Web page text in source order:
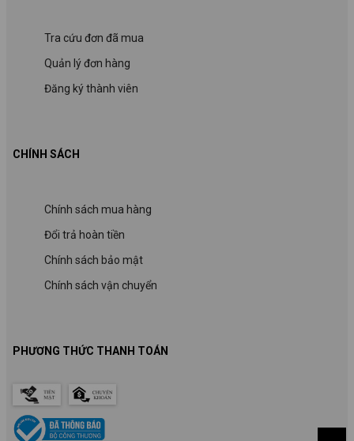
CHÍNH SÁCH
Chính sách mua hàng
Đổi trả hoàn tiền
Chính sách bảo mật
Chính sách vận chuyển
Tra cứu đơn đã mua
Quản lý đơn hàng
Đăng ký thành viên
PHƯƠNG THỨC THANH TOÁN